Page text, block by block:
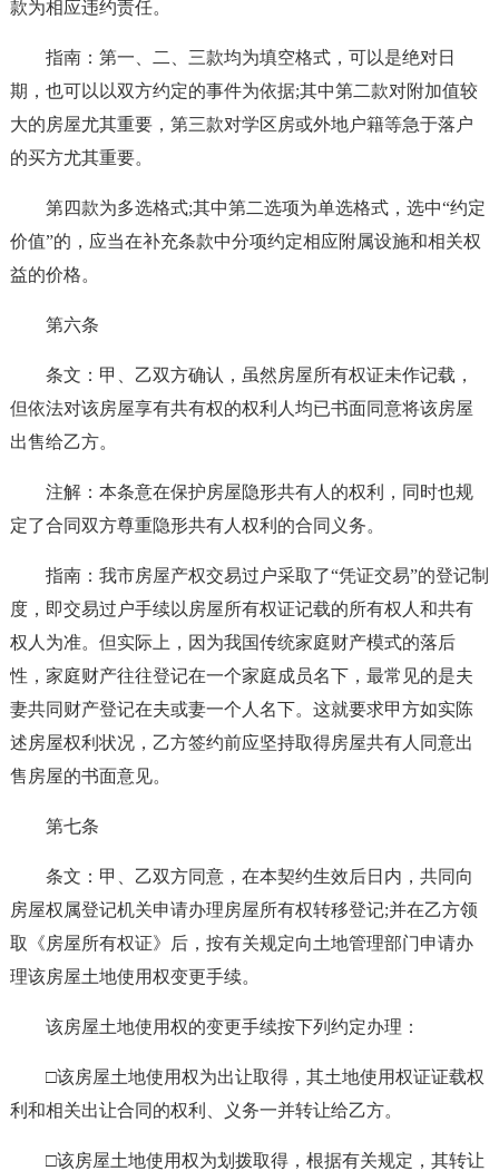
款为相应违约责任。
指南：第一、二、三款均为填空格式，可以是绝对日
期，也可以以双方约定的事件为依据;其中第二款对附加值较
大的房屋尤其重要，第三款对学区房或外地户籍等急于落户
的买方尤其重要。
第四款为多选格式;其中第二选项为单选格式，选中“约定
价值”的，应当在补充条款中分项约定相应附属设施和相关权
益的价格。
第六条
条文：甲、乙双方确认，虽然房屋所有权证未作记载，
但依法对该房屋享有共有权的权利人均已书面同意将该房屋
出售给乙方。
注解：本条意在保护房屋隐形共有人的权利，同时也规
定了合同双方尊重隐形共有人权利的合同义务。
指南：我市房屋产权交易过户采取了“凭证交易”的登记制
度，即交易过户手续以房屋所有权证记载的所有权人和共有
权人为准。但实际上，因为我国传统家庭财产模式的落后
性，家庭财产往往登记在一个家庭成员名下，最常见的是夫
妻共同财产登记在夫或妻一个人名下。这就要求甲方如实陈
述房屋权利状况，乙方签约前应坚持取得房屋共有人同意出
售房屋的书面意见。
第七条
条文：甲、乙双方同意，在本契约生效后日内，共同向
房屋权属登记机关申请办理房屋所有权转移登记;并在乙方领
取《房屋所有权证》后，按有关规定向土地管理部门申请办
理该房屋土地使用权变更手续。
该房屋土地使用权的变更手续按下列约定办理：
□该房屋土地使用权为出让取得，其土地使用权证证载权
利和相关出让合同的权利、义务一并转让给乙方。
□该房屋土地使用权为划拨取得，根据有关规定，其转让